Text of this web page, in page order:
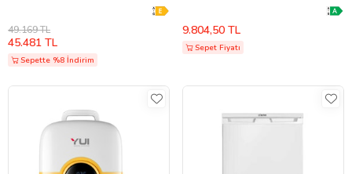
49.169 TL
45.481 TL
Sepette %8 İndirim
9.804,50 TL
Sepet Fiyatı